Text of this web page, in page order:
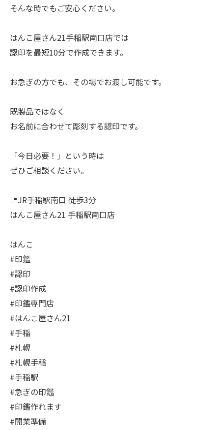
そんな時でもご安心ください。
はんこ屋さん21手稲駅南口店では
認印を最短10分で作成できます。
お急ぎの方でも、その場でお渡し可能です。
既製品ではなく
お名前に合わせて彫刻する認印です。
「今日必要！」という時は
ぜひご相談ください。
📍JR手稲駅南口 徒歩3分
はんこ屋さん21 手稲駅南口店
はんこ
#印鑑
#認印
#認印作成
#印鑑専門店
#はんこ屋さん21
#手稲
#札幌
#札幌手稲
#手稲駅
#急ぎの印鑑
#印鑑作れます
#開業準備